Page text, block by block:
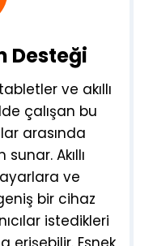
Desteği
ve akıllı
çalışan bu
arasında
Akıllı
ve
bir cihaz
istedikleri